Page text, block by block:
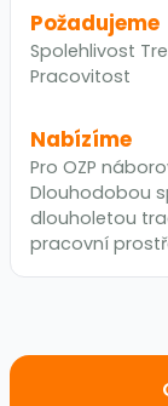
Požadujeme
Spolehlivost
Pracovitost
Nabízíme
Pro OZP
Dlouhodobou
dlouholetou
pracovní